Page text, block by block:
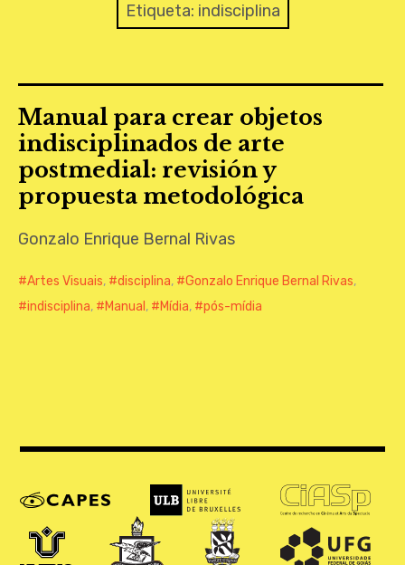
MAPEAMENTO
REVISTA IEPA
CONTATO
Etiqueta: indisciplina
Manual para crear objetos
indisciplinados de arte
postmedial: revisión y
propuesta metodológica
Gonzalo Enrique Bernal Rivas
Artes Visuais, disciplina, Gonzalo Enrique Bernal Rivas,
indisciplina, Manual , Mídia, pós-mídia